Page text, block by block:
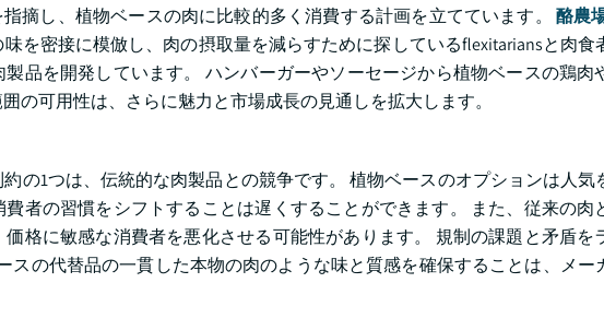
摘し、植物ベースの肉に比較的多く消費する計画を立てています。 酪農
を密接に模倣し、肉の摂取量を減らすために探しているflexitariansと肉食
品を開発しています。 ハンバーガーやソーセージから植物ベースの鶏肉
の可用性は、さらに魅力と市場成長の見通しを拡大します。
の1つは、伝統的な肉製品との競争です。 植物ベースのオプションは人気
者の習慣をシフトすることは遅くすることができます。 また、従来の肉
格に敏感な消費者を悪化させる可能性があります。 規制の課題と矛盾を
スの代替品の一貫した本物の肉のような味と質感を確保することは、メー